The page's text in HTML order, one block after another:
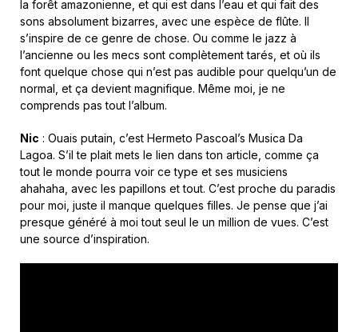
la forêt amazonienne, et qui est dans l’eau et qui fait des
sons absolument bizarres, avec une espèce de flûte. Il
s’inspire de ce genre de chose. Ou comme le jazz à
l’ancienne ou les mecs sont complètement tarés, et où ils
font quelque chose qui n’est pas audible pour quelqu’un de
normal, et ça devient magnifique. Même moi, je ne
comprends pas tout l’album.
Nic : Ouais putain, c’est Hermeto Pascoal’s Musica Da
Lagoa. S’il te plait mets le lien dans ton article, comme ça
tout le monde pourra voir ce type et ses musiciens
ahahaha, avec les papillons et tout. C’est proche du paradis
pour moi, juste il manque quelques filles. Je pense que j’ai
presque généré à moi tout seul le un million de vues. C’est
une source d’inspiration.